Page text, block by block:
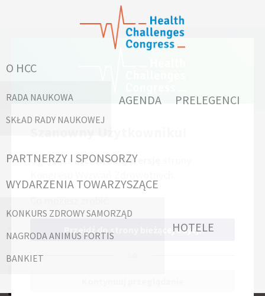
O HCC
RADA NAUKOWA
SKŁAD RADY NAUKOWEJ
AGENDA PRELEGENCI
PARTNERZY I SPONSORZY
WYDARZENIA TOWARZYSZĄCE
KONKURS ZDROWY SAMORZĄD
NAGRODA ANIMUS FORTIS
BANKIET
HOTELE
A
Monika Adamczyk-Sowa
Oglądasz archiwalną wersję
Przejdź do strony bieżącej edycji